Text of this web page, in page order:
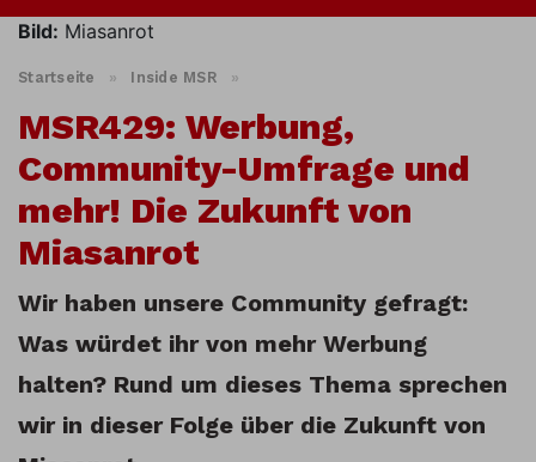
Bild: Miasanrot
Startseite » Inside MSR »
MSR429: Werbung,
Community-Umfrage und
mehr! Die Zukunft von
Miasanrot
Wir haben unsere Community gefragt:
Was würdet ihr von mehr Werbung
halten? Rund um dieses Thema sprechen
wir in dieser Folge über die Zukunft von